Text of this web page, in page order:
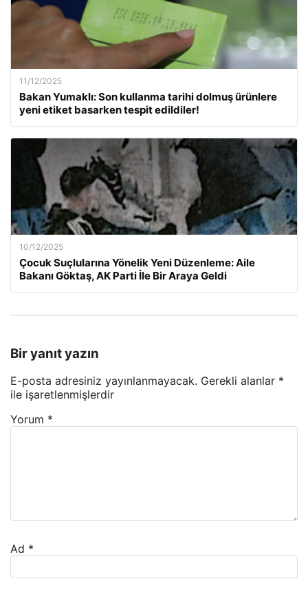
11/12/2025
Bakan Yumaklı: Son kullanma tarihi dolmuş ürünlere
yeni etiket basarken tespit edildiler!
10/12/2025
Çocuk Suçlularına Yönelik Yeni Düzenleme: Aile
Bakanı Göktaş, AK Parti İle Bir Araya Geldi
Bir yanıt yazın
E-posta adresiniz yayınlanmayacak. Gerekli alanlar *
ile işaretlenmişlerdir
Yorum *
Ad *